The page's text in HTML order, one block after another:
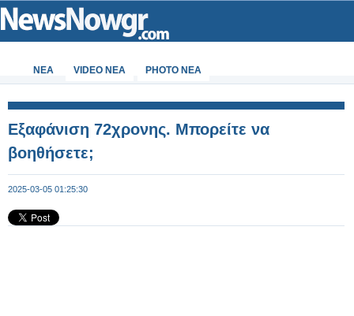
ΝΕΑ VIDEO NEA PHOTO NEA
Εξαφάνιση 72χρονης. Μπορείτε να
βοηθήσετε;
2025-03-05 01:25:30